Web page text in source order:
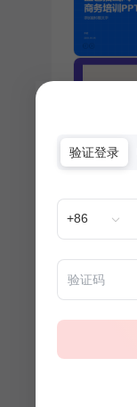
验证登录
+86